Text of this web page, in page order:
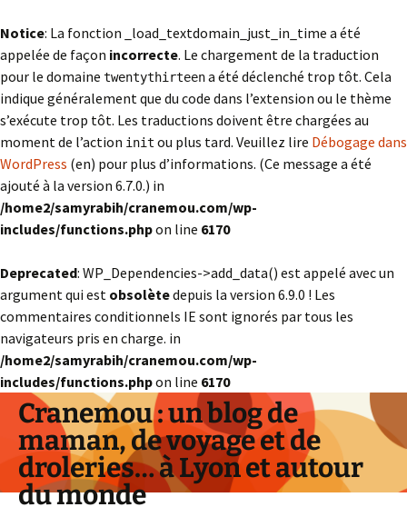
Notice: La fonction _load_textdomain_just_in_time a été
appelée de façon incorrecte. Le chargement de la traduction
pour le domaine twentythirteena été déclenché trop tôt. Cela
indique généralement que du code dans l’extension ou le thème
s’exécute trop tôt. Les traductions doivent être chargées au
moment de l’action init ou plus tard. Veuillez lire Débogage dans
WordPress (en) pour plus d’informations. (Ce message a été
ajouté à la version 6.7.0.) in
/home2/samyrabih/cranemou.com/wp-
includes/functions.phpon line 6170
Deprecated: WP_Dependencies->add_data() est appelé avec un
argument qui est obsolètedepuis la version 6.9.0 ! Les
commentaires conditionnels IE sont ignorés par tous les
navigateurs pris en charge. in
/home2/samyrabih/cranemou.com/wp-
includes/functions.phpon line 6170
Cranemou : un blog de
maman, de voyage et de
droleries… à Lyon et autour
du monde